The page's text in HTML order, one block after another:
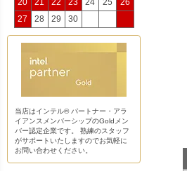
27
28 29 30
当店はインテル® パートナー・アラ
イアンスメンバーシップのGoldメン
バー認定企業です。 熟練のスタッフ
がサポートいたしますのでお気軽に
お問い合わせください。